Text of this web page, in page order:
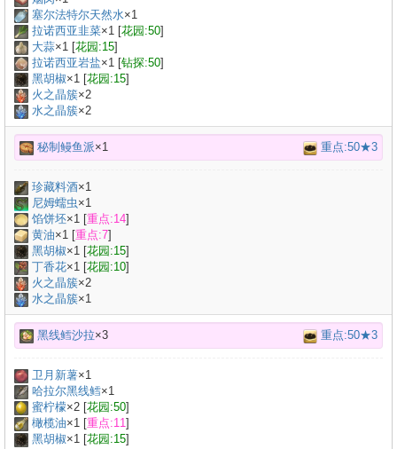
塞尔法特尔天然水×1
拉诺西亚韭菜×1 [花园:50]
大蒜×1 [花园:15]
拉诺西亚岩盐×1 [钻探:50]
黑胡椒×1 [花园:15]
火之晶簇×2
水之晶簇×2
秘制鳗鱼派×1 重点:50★3
珍藏料酒×1
尼姆蠕虫×1
馅饼坯×1 [重点:14]
黄油×1 [重点:7]
黑胡椒×1 [花园:15]
丁香花×1 [花园:10]
火之晶簇×2
水之晶簇×1
黑线鳕沙拉×3 重点:50★3
卫月新薯×1
哈拉尔黑线鳕×1
蜜柠檬×2 [花园:50]
橄榄油×1 [重点:11]
黑胡椒×1 [花园:15]